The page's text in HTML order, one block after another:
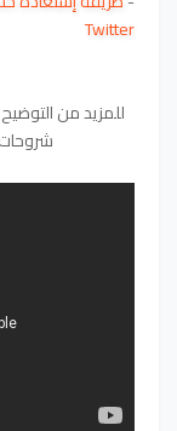
Twitter
للمزيد من